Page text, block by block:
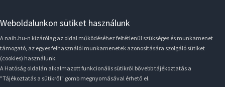
Weboldalunkon sütiket használunk
A naih.hu-n kizárólag az oldal működéséhez feltétlenül szükséges és munkamenet
támogató, az egyes felhasználói munkamenetek azonosítására szolgáló sütiket
(cookies) használunk.
A Hatóság oldalán alkalmazott funkcionális sütikről bővebb tájékoztatás a
"Tájékoztatás a sütikről" gomb megnyomásával érhető el.